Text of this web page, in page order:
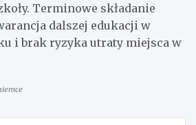
Terminowe składanie
dalszej edukacji w
i brak ryzyka utraty miejsca w